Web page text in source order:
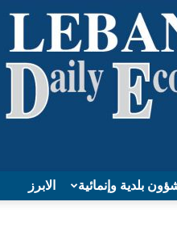
الابرز بلدية وإنمائية